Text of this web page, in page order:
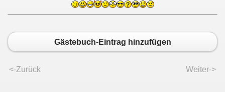
Gästebuch-Eintrag hinzufügen
<-Zurück Weiter->